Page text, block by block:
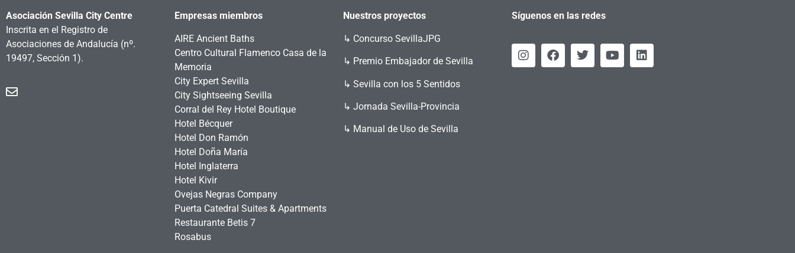
Asociación Sevilla City Centre
Inscrita en el Registro de
Asociaciones de Andalucía (nº.
19497, Sección 1).
Empresas miembros
AIRE Ancient Baths
Centro Cultural Flamenco Casa de la
Memoria
City Expert Sevilla
City Sightseeing Sevilla
Corral del Rey Hotel Boutique
Hotel Bécquer
Hotel Don Ramón
Hotel Doña María
Hotel Inglaterra
Hotel Kivir
Ovejas Negras Company
Puerta Catedral Suites & Apartments
Restaurante Betis 7
Rosabus
Nuestros proyectos
↳ Concurso SevillaJPG
↳ Premio Embajador de Sevilla
↳ Sevilla con los 5 Sentidos
↳ Jornada Sevilla-Provincia
↳ Manual de Uso de Sevilla
Síguenos en las redes